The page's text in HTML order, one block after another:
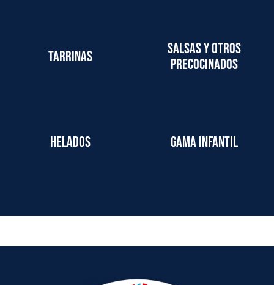
Tarrinas
Salsas y otros
precocinados
Helados Gama infantil